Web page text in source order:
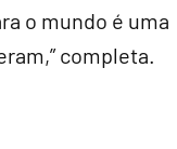
o mundo é uma
completa.